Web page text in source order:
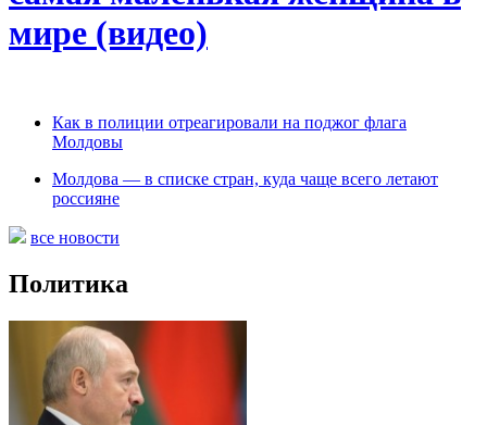
мире (видео)
Как в полиции отреагировали на поджог флага
Молдовы
Молдова — в списке стран, куда чаще всего летают
россияне
все новости
Политика